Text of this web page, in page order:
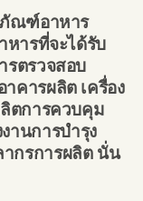
ภัณฑ์อาหาร
หารที่จะได้รับ
ตรวจสอบ
คารผลิต เครื่อง
ลิตการควบคุม
านการบำรุง
กรการผลิต นั่น